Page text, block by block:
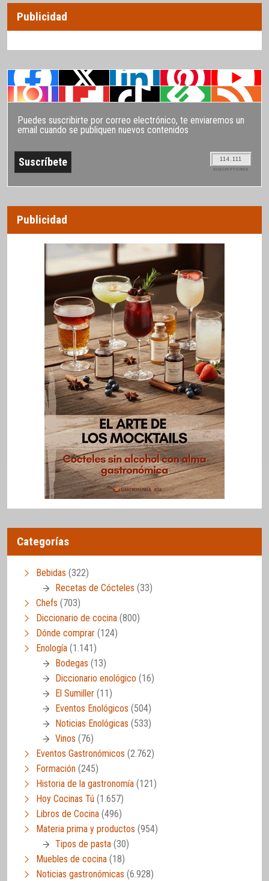
Publicidad
Puedes suscribirte por correo electrónico, te enviaremos un
email cuando se publiquen nuevos contenidos
114.111
SUSCRIPTORES
Publicidad
Categorías
Bebidas (322)
Recetas de Cócteles (33)
Chefs (703)
Diccionario de cocina (800)
Dónde comprar (124)
Enología (1.141)
Bodegas (13)
Diccionario enológico (16)
El Sumiller (11)
Eventos Enológicos (504)
Noticias Enológicas (533)
Vinos (76)
Eventos Gastronómicos (2.762)
Formación (245)
Historia de la gastronomía (121)
Hoy Cocinas Tú (1.657)
Libros de Cocina (496)
Materia prima y productos (954)
Tipos de pasta (30)
Muebles de cocina (18)
Noticias gastronómicas (6.928)